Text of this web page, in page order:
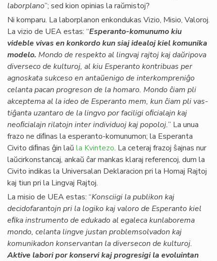
laborplano”; sed kion opinias la raŭmistoj?
Ni komparu. La laborplanon enkondukas Vizio, Misio, Valoroj.
La vizio de UEA estas: “Esperanto-komunumo kiu
videble vivas en konkordo kun siaj idealoj kiel komunika
modelo. Mondo de respekto al lingvaj rajtoj kaj daŭripova
diverseco de kulturoj, al kiu Esperanto kontribuas per
agnoskata sukceso en antaŭenigo de interkompreniĝo
celanta pacan progreson de la homaro. Mondo ĉiam pli
akceptema al la ideo de Esperanto mem, kun ĉiam pli vas­
tiĝanta uzantaro de la lingvo por faciligi oﬁcialajn kaj
neoﬁcialajn rilatojn inter individuoj kaj popoloj.” La unua
frazo ne diﬁnas la esperanto-komunumon; la Esperanta
Civito diﬁnas ĝin laŭ la Kvintezo. La ceteraj frazoj ŝajnas nur
laŭcirkonstancaj, ankaŭ ĉar mankas klaraj referencoj, dum la
Civito indikas la Universalan Deklaracion pri la Homaj Rajtoj
kaj tiun pri la Lingvaj Rajtoj.
La misio de UEA estas: “Konsciigi la publikon kaj
decidofarantojn pri la logiko kaj valoro de Esperanto kiel
eﬁka instrumento de edukado al egaleca kunlaborema
mondo, celanta lingve justan problemsolvadon kaj
komunikadon konservantan la diversecon de kulturoj.
Aktive labori por konservi kaj progresigi la evoluintan